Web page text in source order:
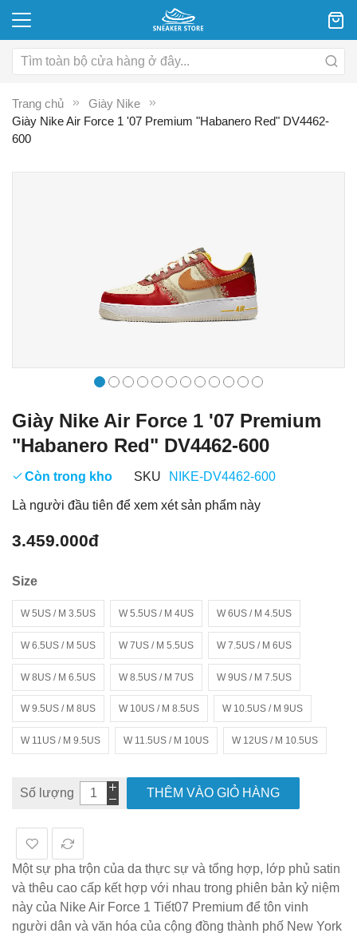
Trang chủ
Giày Nike
Giày Nike Air Force 1 '07 Premium "Habanero Red" DV4462-
600
Giày Nike Air Force 1 '07 Premium
"Habanero Red" DV4462-600
Còn trong kho SKU NIKE-DV4462-600
Là người đầu tiên để xem xét sản phẩm này
3.459.000đ
Size
W 5US / M 3.5US W 5.5US / M 4US W 6US / M 4.5US
W 6.5US / M 5US W 7US / M 5.5US W 7.5US / M 6US
W 8US / M 6.5US W 8.5US / M 7US W 9US / M 7.5US
W 9.5US / M 8US W 10US / M 8.5US W 10.5US / M 9US
W 11US / M 9.5US W 11.5US / M 10US W 12US / M 10.5US
Số lượng THÊM VÀO GIỎ HÀNG
Một sự pha trộn của da thực sự và tổng hợp, lớp phủ satin
và thêu cao cấp kết hợp với nhau trong phiên bản kỷ niệm
này của Nike Air Force 1 Tiết07 Premium để tôn vinh
người dân và văn hóa của cộng đồng thành phố New York